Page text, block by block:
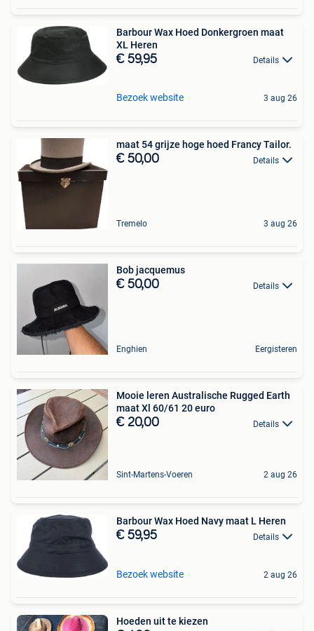
Barbour Wax Hoed Donkergroen maat
XL Heren
€ 59,95 Details
Bezoek website 3 aug 26
maat 54 grijze hoge hoed Francy Tailor.
€ 50,00 Details
Tremelo 3 aug 26
Bob jacquemus
€ 50,00 Details
Enghien Eergisteren
Mooie leren Australische Rugged Earth
maat Xl 60/61 20 euro
€ 20,00 Details
Sint-Martens-Voeren 2 aug 26
Barbour Wax Hoed Navy maat L Heren
€ 59,95 Details
Bezoek website 2 aug 26
Hoeden uit te kiezen